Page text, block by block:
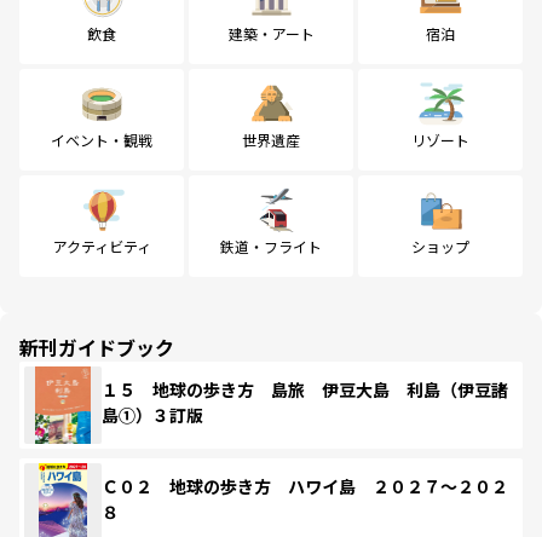
飲食 建築・アート 宿泊
イベント・観戦 世界遺産 リゾート
アクティビティ 鉄道・フライト ショップ
新刊ガイドブック
１５ 地球の歩き方 島旅 伊豆大島 利島（伊豆諸
島①）３訂版
Ｃ０２ 地球の歩き方 ハワイ島 ２０２７～２０２
８